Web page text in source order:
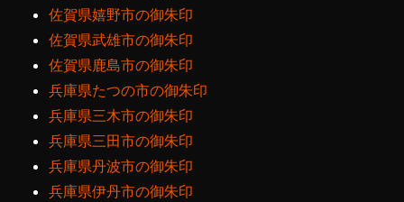
佐賀県嬉野市の御朱印
佐賀県武雄市の御朱印
佐賀県鹿島市の御朱印
兵庫県たつの市の御朱印
兵庫県三木市の御朱印
兵庫県三田市の御朱印
兵庫県丹波市の御朱印
兵庫県伊丹市の御朱印